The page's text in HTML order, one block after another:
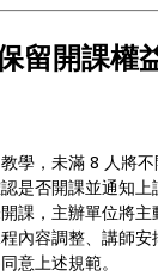
留開課權
學，未滿 8 人將不
是否開課並通知上
課，主辦單位將主
內容調整、講師安
意上述規範。